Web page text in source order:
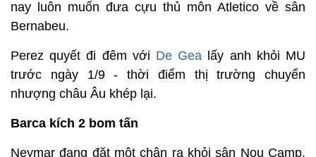
nay luôn muốn đưa cựu thủ môn Atletico về sân
Bernabeu.
Perez quyết đi đêm với De Gea lấy anh khỏi MU
trước ngày 1/9 - thời điểm thị trường chuyển
nhượng châu Âu khép lại.
Barca kích 2 bom tấn
Neymar đang đặt một chân ra khỏi sân Nou Camp,